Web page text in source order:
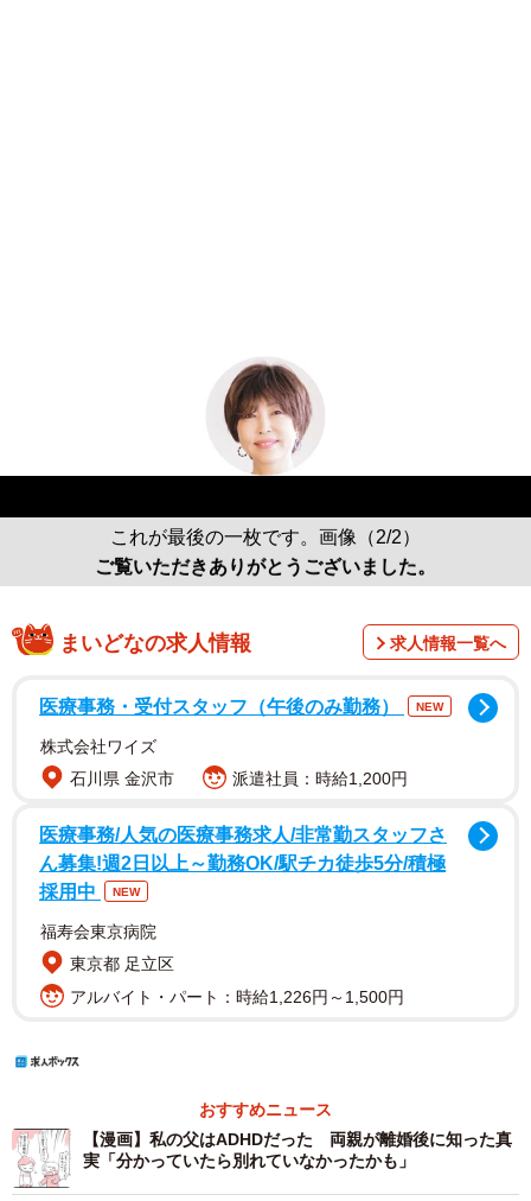
これが最後の一枚です。画像（2/2）
ご覧いただきありがとうございました。
まいどなの求人情報 求人情報一覧へ
医療事務・受付スタッフ（午後のみ勤務） NEW
株式会社ワイズ
石川県 金沢市
派遣社員：時給1,200円
医療事務/人気の医療事務求人/非常勤スタッフさ
ん募集!週2日以上～勤務OK/駅チカ徒歩5分/積極
採用中
NEW
福寿会東京病院
東京都 足立区
アルバイト・パート：時給1,226円～1,500円
おすすめニュース
【漫画】私の父はADHDだった 両親が離婚後に知った真
実「分かっていたら別れていなかったかも」